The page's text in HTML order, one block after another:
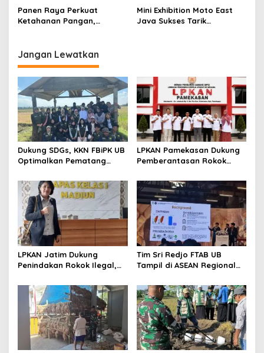
Bawang Milik Warga di
Lowokwaru
Metode PM-AAS di
Kelurahan Buring
Panen Raya Perkuat
Ketahanan Pangan,
Petani hingga Tingkat
Nasional
Mini Exhibition Moto East
Java Sukses Tarik
Jangan Lewatkan
Dukung SDGs, KKN FBiPK UB
Optimalkan Pematang
Plasma Nutfah
LPKAN Pamekasan Dukung
Pemberantasan Rokok
Lindungi Petani Tembakau
Madura
LPKAN Jatim Dukung
Penindakan Rokok Ilegal,
Jangan Korbankan Petani
Tim Sri Redjo FTAB UB
Tampil di ASEAN Regional
PhytoTracker Berbasis AI